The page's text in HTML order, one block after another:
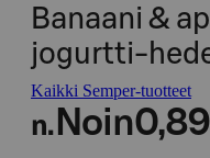
Banaani &
jogurtti-
Kaikki Semper-tuotteet
n. Noin